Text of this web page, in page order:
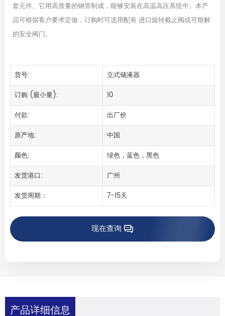
套元件。它用高质量的钢管制成，能够安装在高温高压系统中。本产
品可根据客户要求定做，订购时可选用配有 进口旋转截止阀或可熔解
的安全阀门。
货号:
立式储液器
订购 (最小量):
10
付款:
出厂价
原产地:
中国
颜色:
绿色，蓝色，黑色
发货港口:
广州
发货周期：
7-15天
现在查询
产品详细信息